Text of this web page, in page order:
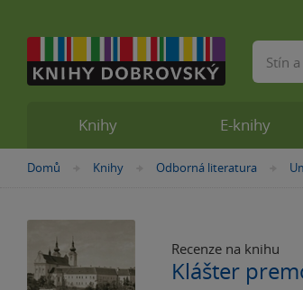
Nacházíte
Domů »
Knihy »
Odborná literatura »
Recenze na knihu
Klášter
Knihy E-knihy